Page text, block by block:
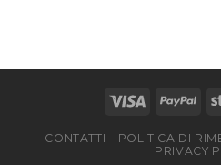
CONTATTI POLITICA DI
PRIVACY